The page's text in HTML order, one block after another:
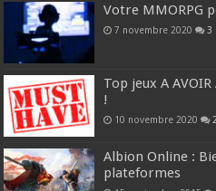
Votre MMORPG
7 novembre 2020 3
Top jeux A AVOIR
!
10 novembre 2020 2
Albion Online :
plateformes